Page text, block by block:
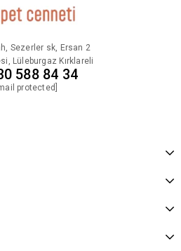
Sezerler sk, Ersan 2
Lüleburgaz Kırklareli
588 84 34
protected]